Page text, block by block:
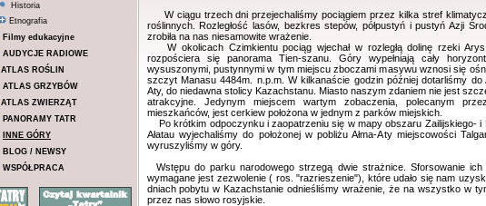
Historia
Etnografia
Filmy edukacyjne
AUDYCJE RADIOWE
ATLAS ROŚLIN
ATLAS GRZYBÓW
ATLAS ZWIERZĄT
PANORAMY TATR
INNE GÓRY
BLOG / NEWSY
WSPÓŁPRACA
W ciągu trzech dni przejechaliśmy pociągiem przez kilka stref
roślinnych. Rozległość lasów, bezkres stepów, półpustyń i pustyń Azji
zrobiła na nas niesamowite wrażenie.
W okolicach Czimkientu pociąg wjechał w rozległą dolinę rzeki
rozpościera się panorama Tien-szanu. Góry wypełniają cały
wysuszonymi, pustynnymi w tym miejscu zboczami masywu wznosi się
szczyt Manasu 4484m. n.p.m. W kilkanaście godzin później dotarliśmy do
Aty, do niedawna stolicy Kazachstanu. Miasto naszym zdaniem nie jest
atrakcyjne. Jedynym miejscem wartym zobaczenia, polecanym
mieszkańców, jest cerkiew położona w jednym z parków miejskich.
Po krótkim odpoczynku i zaopatrzeniu się w mapy obszaru Zailijskiego- i
Ałatau wyjechaliśmy do położonej w pobliżu Ałma-Aty miejscowości
wyruszyliśmy w góry.
Wstępu do parku narodowego strzegą dwie strażnice. Sforsowanie
wymagane jest zezwolenie ( ros. "razrieszenie"), które udało się nam
dniach pobytu w Kazachstanie odnieśliśmy wrażenie, że na wszystko w
przez nas słowo rosyjskie.